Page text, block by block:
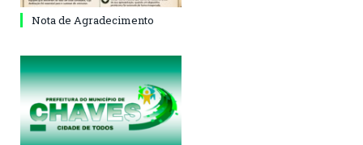
Nota de Agradecimento